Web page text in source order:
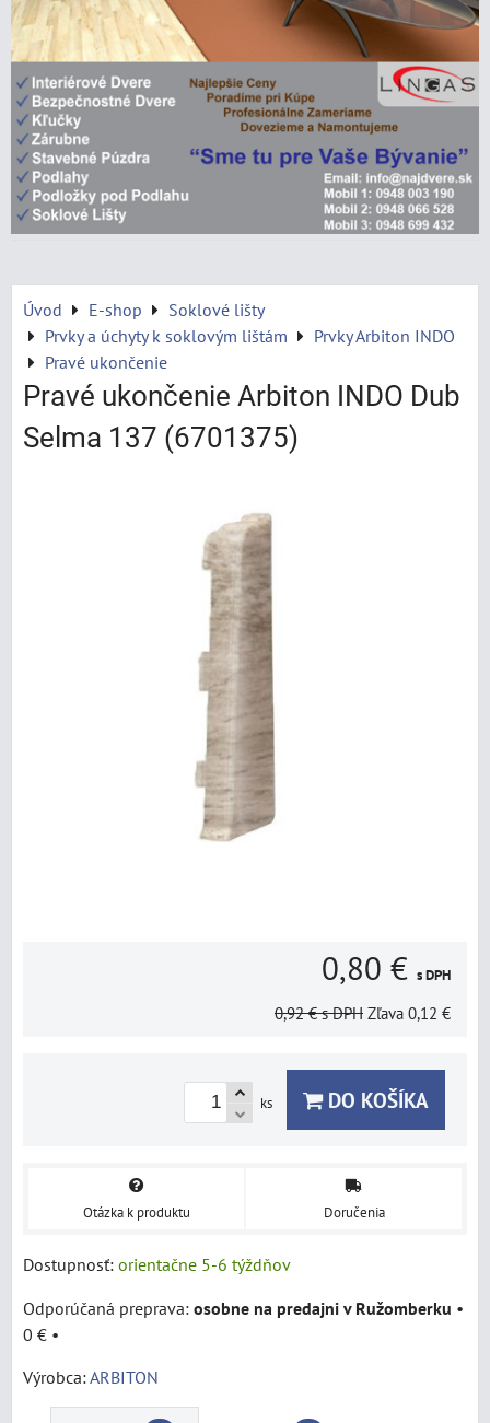
Úvod E-shop
Soklové lišty
Prvky a úchyty k soklovým lištám
Prvky Arbiton INDO
Pravé ukončenie
Pravé ukončenie Arbiton INDO Dub
Selma 137 (6701375)
0,80 € s DPH
0,92 € s DPH Zľava 0,12 €
ks DO KOŠÍKA
Otázka k produktu Doručenia
Dostupnosť: orientačne 5-6 týždňov
osobne na predajni v Ružomberku •
0 € •
Výrobca:ARBITON